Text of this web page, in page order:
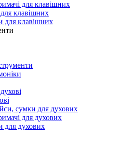
для клавішних
клавішних
для клавішних
сумки для духових
для духових
для духових